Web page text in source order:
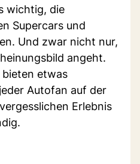
wichtig, die
Supercars und
Und zwar nicht nur,
angeht.
etwas
Autofan auf der
Erlebnis